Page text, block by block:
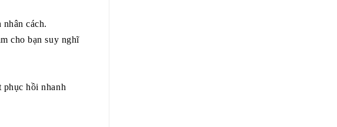
cách.
cho bạn suy nghĩ
hồi nhanh